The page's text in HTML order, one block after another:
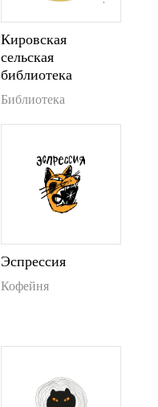
Кировская
сельская
библиотека
Библиотека
Эспрессия
Кофейня